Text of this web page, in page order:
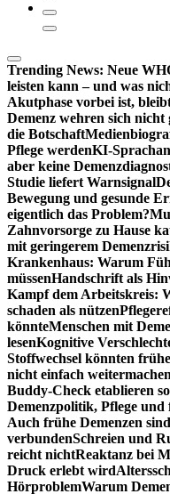
Trending News: Neue
leisten kann – und was
Akutphase vorbei ist,
Demenz wehren sich nicht
die Botschaft
Pflege werdenKI-
aber keine
Studie liefert Warnsignal
Bewegung und gesunde
eigentlich das Problem?
Zahnvorsorge zu Hause
mit geringerem
Krankenhaus: Warum
müssenHandschrift als
Kampf dem Arbeitskreis:
schaden als nützen
könnteMenschen mit
lesenKognitive
Stoffwechsel könnten
nicht einfach
Buddy-Check etablieren
Demenzpolitik, Pflege und
Auch frühe Demenzen
verbundenSchreien und
reicht nichtReaktanz bei
Druck erlebt wird
HörproblemWarum